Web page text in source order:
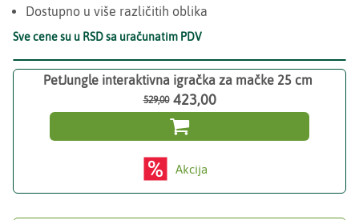
Dostupno u više različitih oblika
Sve cene su u RSD sa uračunatim PDV
PetJungle interaktivna igračka za mačke 25 cm
529,00 423,00

Akcija